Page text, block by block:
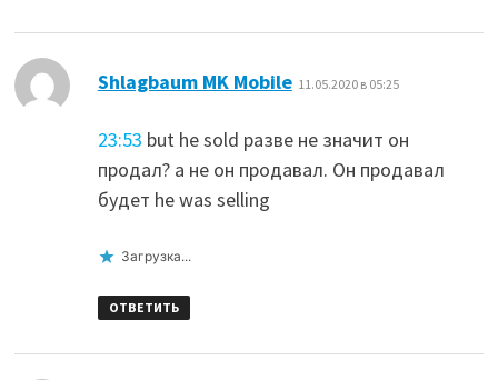
Shlagbaum MK Mobile: 11.05.2020 в 05:25
23:53 but he sold разве не значит он
продал? а не он продавал. Он продавал
будет he was selling
Загрузка...
ОТВЕТИТЬ